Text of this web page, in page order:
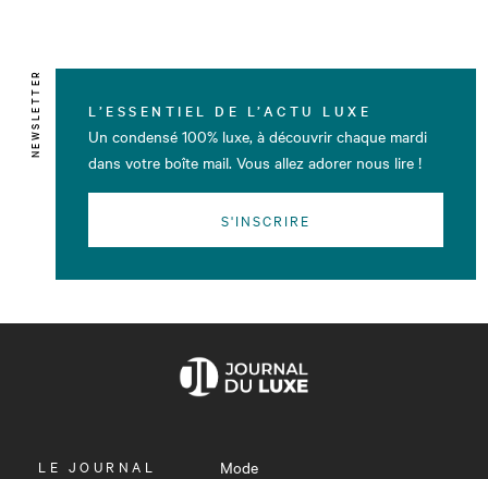
NEWSLETTER L’ESSENTIEL DE L’ACTU LUXE
Un condensé 100% luxe, à découvrir chaque mardi
dans votre boîte mail. Vous allez adorer nous lire !
S'INSCRIRE
OUVRIR
LE JOURNAL
Mode